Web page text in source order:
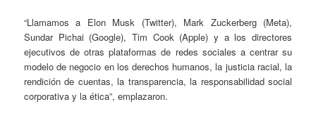
“Llamamos a Elon Musk (Twitter), Mark Zuckerberg (Meta),
Sundar Pichai (Google), Tim Cook (Apple) y a los directores
ejecutivos de otras plataformas de redes sociales a centrar su
modelo de negocio en los derechos humanos, la justicia racial, la
rendición de cuentas, la transparencia, la responsabilidad social
corporativa y la ética”, emplazaron.